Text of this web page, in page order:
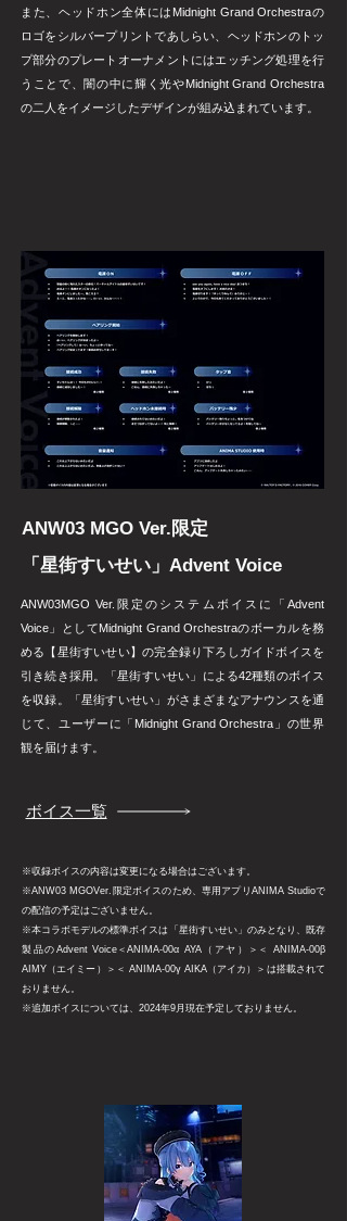
また、ヘッドホン全体にはMidnight Grand Orchestraの
ロゴをシルバープリントであしらい、ヘッドホンのトッ
プ部分のプレートオーナメントにはエッチング処理を行
うことで、闇の中に輝く光やMidnight Grand Orchestra
の二人をイメージしたデザインが組み込まれています。
ANW03 MGO Ver.限定
​「星街すいせい」Advent Voice
ANW03MGO Ver.限定のシステムボイスに「Advent
Voice」としてMidnight Grand Orchestraのボーカルを務
める【星街すいせい】の完全録り下ろしガイドボイスを
引き続き採用。「星街すいせい」による42種類のボイス
を収録。「星街すいせい」がさまざまなアナウンスを通
じて、ユーザーに「Midnight Grand Orchestra」の世界
観を届けます。
ボイス一覧
​※収録ボイスの内容は変更になる場合はございます。
​※ANW03 MGOVer.限定ボイスのため、専用アプリANIMA Studioで
の配信の予定はございません。
※本コラボモデルの標準ボイスは「星街すいせい」のみとなり、既存
製品のAdvent Voice＜ANIMA-00α AYA（アヤ）＞＜ ANIMA-00β
AIMY（エイミー）＞＜ ANIMA-00γ AIKA（アイカ）＞は搭載されて
おりません。
​※追加ボイスについては、2024年9月現在予定しておりません。